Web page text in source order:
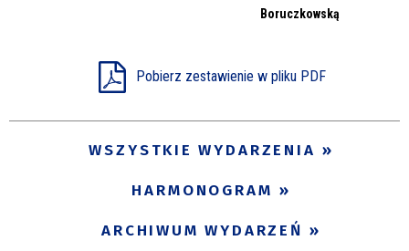
Boruczkowską
Pobierz zestawienie w pliku PDF
WSZYSTKIE WYDARZENIA
HARMONOGRAM
ARCHIWUM WYDARZEŃ